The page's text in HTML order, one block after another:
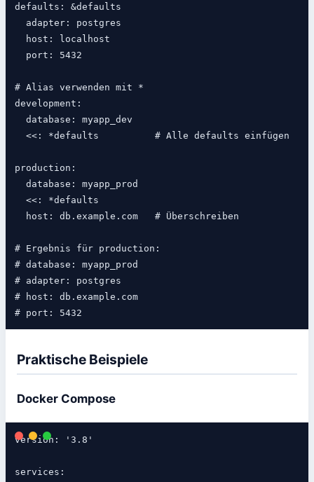
defaults: &defaults
  adapter: postgres
  host: localhost
  port: 5432
# Alias verwenden mit *
development:
  database: myapp_dev
  <<: *defaults          # Alle defaults einfügen
production:
  database: myapp_prod
  <<: *defaults
  host: db.example.com   # Überschreiben
# Ergebnis für production:
# database: myapp_prod
# adapter: postgres
# host: db.example.com
Praktische Beispiele
Docker Compose
version: '3.8'
services: